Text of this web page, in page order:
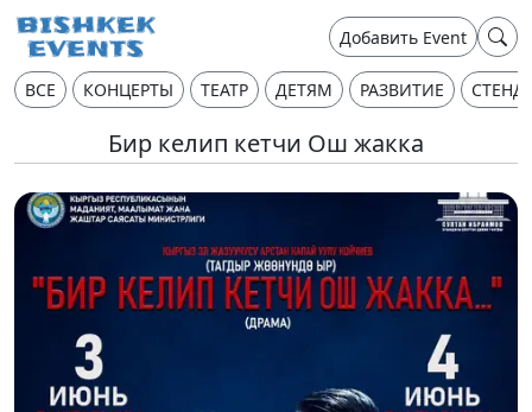
Добавить Event
ВСЕ КОНЦЕРТЫ ТЕАТР ДЕТЯМ РАЗВИТИЕ
Бир келип кетчи Ош жакка